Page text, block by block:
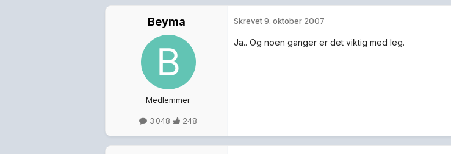
Beyma
Medlemmer
3 048 248
Skrevet9. oktober 2007
Ja.. Og noen ganger er det viktig med leg.